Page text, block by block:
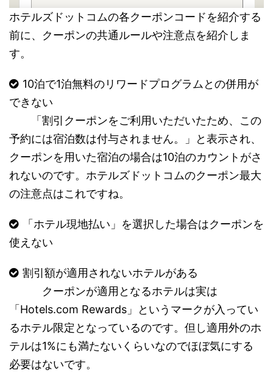
ホテルズドットコムの各クーポンコードを紹介する
前に、クーポンの共通ルールや注意点を紹介しま
す。
10泊で1泊無料のリワードプログラムとの併用が
できない
「割引クーポンをご利用いただいたため、この
予約には宿泊数は付与されません。」と表示され、
クーポンを用いた宿泊の場合は10泊のカウントがさ
れないのです。ホテルズドットコムのクーポン最大
の注意点はこれですね。
「ホテル現地払い」を選択した場合はクーポンを
使えない
割引額が適用されないホテルがある
クーポンが適用となるホテルは実は
「Hotels.com Rewards」というマークが入ってい
るホテル限定となっているのです。但し適用外のホ
テルは1%にも満たないくらいなのでほぼ気にする
必要はないです。